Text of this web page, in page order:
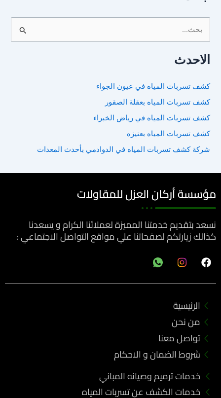
ث
ع
ن
:
الاحدث
كشف تسربات المياه في عيون الجواء
كشف تسربات المياه بعقلة الصقور
كشف تسربات المياه في رياض الخبراء
كشف تسربات المياه بعنيزه
شركة كشف تسربات المياه في الدوادمي بأحدث المعدات
مؤسسة أركان العزل للمقاولات
نسعد بتقديم خدمتنا المميزة لعملائنا الكرام و يسعدنا
كذالك زيارتكم لصفحاتنا علي مواقع التواصل الاجتماعي :
F
a
e
o
k
الرئيسية
من نحن
تواصل معنا
شروط الضمان و الاحكام
خدمات ترميم وصيانه المباني
خدمات الكشف عن تسربات المياه